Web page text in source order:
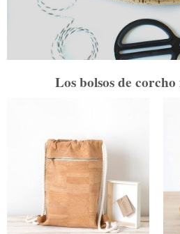
Los bolsos de corcho